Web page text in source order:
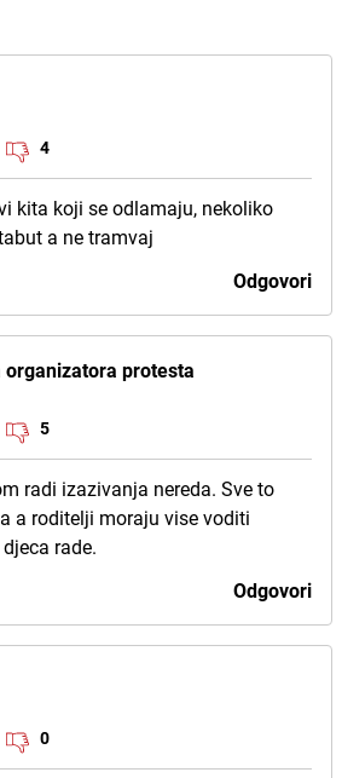
4
kita koji se odlamaju, nekoliko
a ne tramvaj
Odgovori
protesta
5
radi izazivanja nereda. Sve to
a roditelji moraju vise voditi
rade.
Odgovori
0